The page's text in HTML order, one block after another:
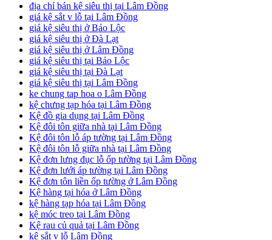
địa chỉ bán kệ siêu thị tại Lâm Đồng
giá kệ sắt v lỗ tại Lâm Đồng
giá kệ siêu thị ở Bảo Lộc
giá kệ siêu thị ở Đà Lạt
giá kệ siêu thị ở Lâm Đồng
giá kệ siêu thị tại Bảo Lộc
giá kệ siêu thị tại Đà Lạt
giá kệ siêu thị tại Lâm Đồng
ke chung tap hoa o Lâm Đồng
kệ chưng tạp hóa tại Lâm Đồng
Kệ đồ gia dụng tại Lâm Đồng
Kệ đôi tôn giữa nhà tại Lâm Đồng
Kệ đôi tôn lỗ áp tường tại Lâm Đồng
Kệ đôi tôn lỗ giữa nhà tại Lâm Đồng
Kệ đơn lưng đục lỗ ốp tường tại Lâm Đồng
Kệ đơn lưới áp tường tại Lâm Đồng
Kệ đơn tôn liền ốp tường ở Lâm Đồng
Kệ hàng tại hóa ở Lâm Đồng
kệ hàng tạp hóa tại Lâm Đồng
kệ móc treo tại Lâm Đồng
Kệ rau củ quả tại Lâm Đồng
kệ sắt v lỗ Lâm Đồng